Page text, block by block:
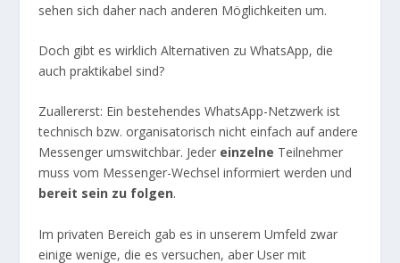
sehen sich daher nach anderen Möglichkeiten um.
Doch gibt es wirklich Alternativen zu WhatsApp, die
auch praktikabel sind?
Zuallererst: Ein bestehendes WhatsApp-Netzwerk ist
technisch bzw. organisatorisch nicht einfach auf andere
Messenger umswitchbar. Jeder einzelne Teilnehmer
muss vom Messenger-Wechsel informiert werden und
bereit sein zu folgen.
Im privaten Bereich gab es in unserem Umfeld zwar
einige wenige, die es versuchen, aber User mit